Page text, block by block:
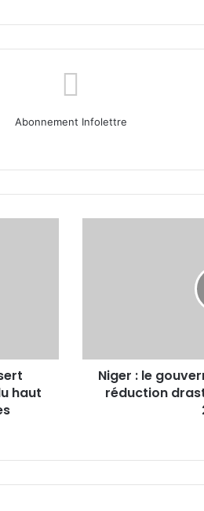
Abonnement Infolettre
haut
de
son
budget
Niger : le
réduction